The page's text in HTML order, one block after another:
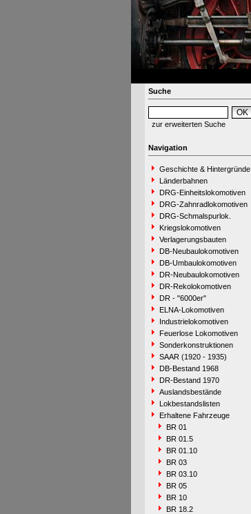
Suche
zur erweiterten Suche
Navigation
Geschichte & Hintergründe
Länderbahnen
DRG-Einheitslokomotiven
DRG-Zahnradlokomotiven
DRG-Schmalspurlok.
Kriegslokomotiven
Verlagerungsbauten
DB-Neubaulokomotiven
DB-Umbaulokomotiven
DR-Neubaulokomotiven
DR-Rekolokomotiven
DR - "6000er"
ELNA-Lokomotiven
Industrielokomotiven
Feuerlose Lokomotiven
Sonderkonstruktionen
SAAR (1920 - 1935)
DB-Bestand 1968
DR-Bestand 1970
Auslandsbestände
Lokbestandslisten
Erhaltene Fahrzeuge
BR 01
BR 01.5
BR 01.10
BR 03
BR 03.10
BR 05
BR 10
BR 18.2